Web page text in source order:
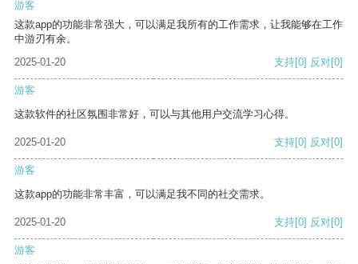
游客
这款app的功能非常强大，可以满足我所有的工作需求，让我能够在工作
中游刃有余。
2025-01-20
支持[0] 反对[0]
游客
这款软件的社区氛围非常好，可以与其他用户交流学习心得。
2025-01-20 支持[0] 反对[0]
游客
这款app的功能非常丰富，可以满足我不同的社交需求。
2025-01-20 支持[0] 反对[0]
游客